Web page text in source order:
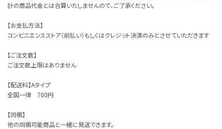
計の商品代金とは合算いたしませんので、ご了承ください。
【お支払方法】
コンビニエンスストア（前払い）もしくはクレジット決済のみとさせていただきます
【ご注文数】
ご注文数上限はありません
【配送料】Aタイプ
全国一律 700円
【同梱】
他の同梱可能商品と一緒に発送できます。